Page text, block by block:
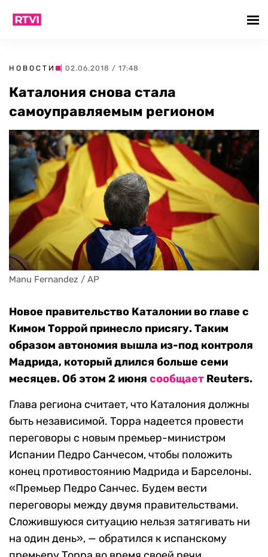
НОВОСТИ | 02.06.2018 / 17:48
Каталония снова стала
самоуправляемым регионом
Manu Fernandez / AP
Новое правительство Каталонии во главе с
Кимом Торрой принесло присягу. Таким
образом автономия вышла из-под контроля
Мадрида, который длился больше семи
месяцев. Об этом 2 июня сообщает Reuters.
Глава региона считает, что Каталония должны
быть независимой. Торра надеется провести
переговоры с новым премьер-министром
Испании Педро Санчесом, чтобы положить
конец противостоянию Мадрида и Барселоны.
«Премьер Педро Санчес. Будем вести
переговоры между двумя правительствами.
Сложившуюся ситуацию нельзя затягивать ни
на один день», — обратился к испанскому